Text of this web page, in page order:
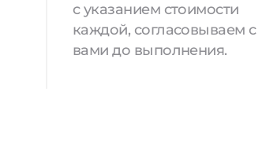
с указанием стоимости
каждой, согласовываем с
вами до выполнения.